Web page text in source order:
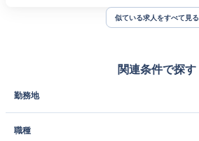
似ている求人をすべて見る
関連条件で探す
勤務地
職種